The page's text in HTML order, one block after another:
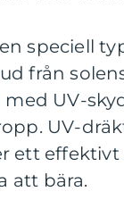
speciell
från
UV-
UV-
ett
att bära.